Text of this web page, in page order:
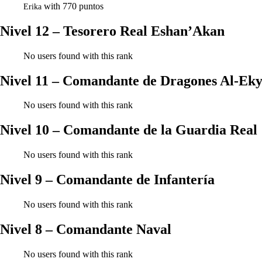
Erika with 770 puntos
Nivel 12 – Tesorero Real Eshan’Akan
No users found with this rank
Nivel 11 – Comandante de Dragones Al-
No users found with this rank
Nivel 10 – Comandante de la Guardia Real
No users found with this rank
Nivel 9 – Comandante de Infantería
No users found with this rank
Nivel 8 – Comandante Naval
No users found with this rank